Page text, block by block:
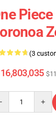
(3